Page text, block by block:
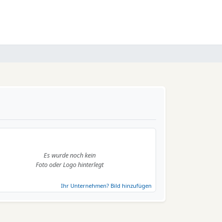
Es wurde noch kein
Foto oder Logo hinterlegt
Ihr Unternehmen? Bild hinzufügen